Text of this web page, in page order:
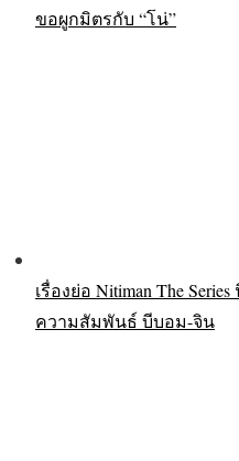
ขอผูกมิตรกับ “โน่”
เรื่องย่อ Nitiman The
ความสัมพันธ์ บีบอม-จิน